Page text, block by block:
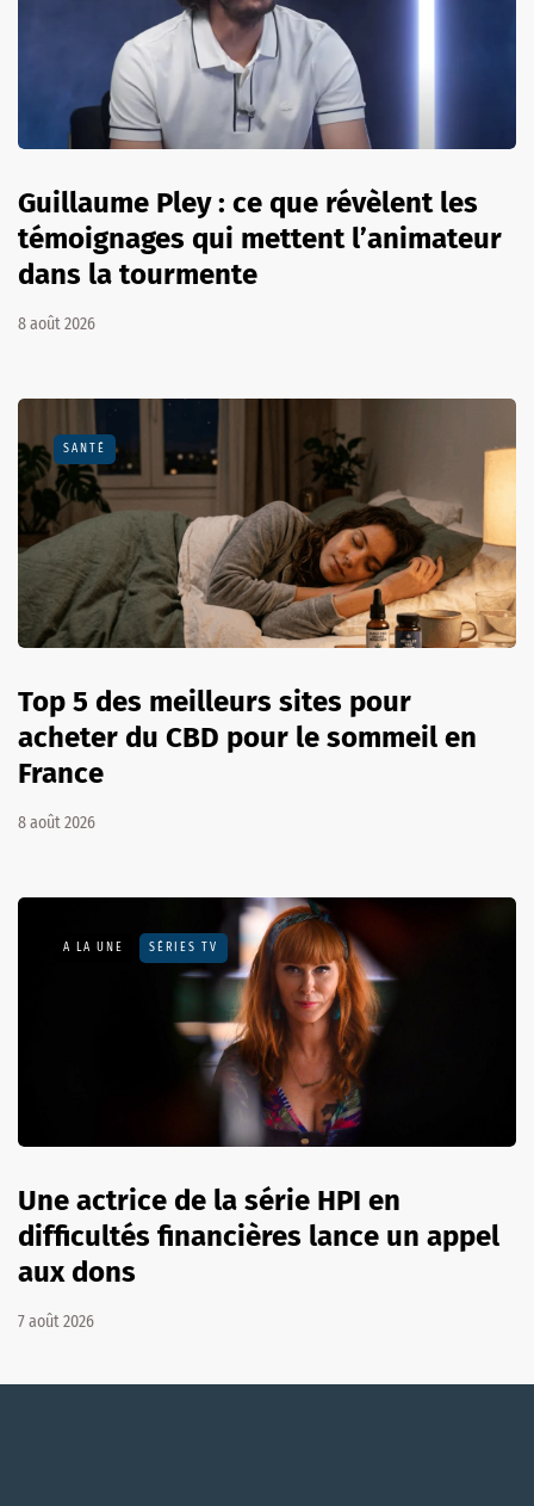
Guillaume Pley : ce que révèlent les
témoignages qui mettent l’animateur
dans la tourmente
8 août 2026
SANTÉ
Top 5 des meilleurs sites pour
acheter du CBD pour le sommeil en
France
8 août 2026
A LA UNE SÉRIES TV
Une actrice de la série HPI en
difficultés financières lance un appel
aux dons
7 août 2026